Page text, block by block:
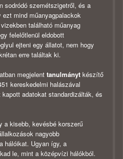
sodródó szemétszigetről, és a
mind műanyagpalackok
található műanyag
felelőtlenül eldobott
ejteni egy állatot, nem hogy
erre találtak ki.
megjelent tanulmányt készítő
kereskedelmi halászával
adatokat standardizálták, és
a kisebb, kevésbé korszerű
nagyobb
hálóikat. Ugyan így, a
le, mint a középvízi hálókból.